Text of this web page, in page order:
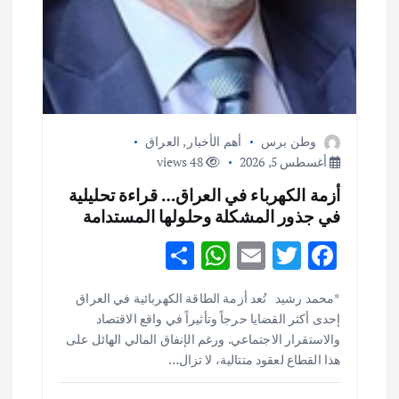
وطن برس أهم الأخبار , العراق
أغسطس 5, 2026
48 views
أزمة الكهرباء في العراق… قراءة تحليلية
في جذور المشكلة وحلولها المستدامة
F
e
b
o
T
w
it
te
r
E
m
ai
l
W
h
at
s
A
S
h
ar
e
*محمد رشيد تُعد أزمة الطاقة الكهربائية في العراق
إحدى أكثر القضايا حرجاً وتأثيراً في واقع الاقتصاد
والاستقرار الاجتماعي. ورغم الإنفاق المالي الهائل على
هذا القطاع لعقود متتالية، لا تزال…
ثقافة وفنون
اختتام ورشة السينوغرافيا في مدينة كلباء الاماراتية
أغسطس 3, 2026